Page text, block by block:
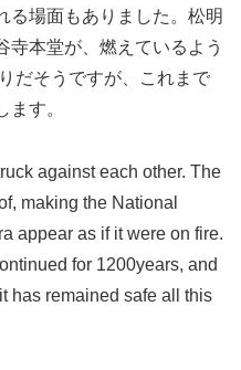
る場面もありました。松明
寺本堂が、燃えているよう
だそうですが、これまで
す。
against each other. The
making the National
appear as if it were on fire.
for 1200years, and
has remained safe all this